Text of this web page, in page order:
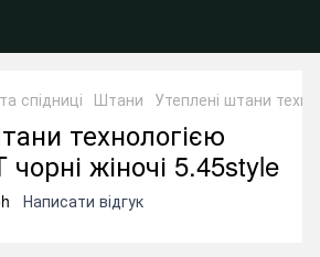
спідниці Штани Утеплені штани
технологією
чорні жіночі 5.45style
Написати відгук